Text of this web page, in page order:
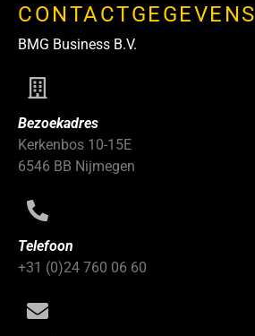
CONTACTGEGEVENS
BMG Business B.V.
Bezoekadres
Kerkenbos 10-15E
6546 BB Nijmegen
Telefoon
+31 (0)24 760 06 60